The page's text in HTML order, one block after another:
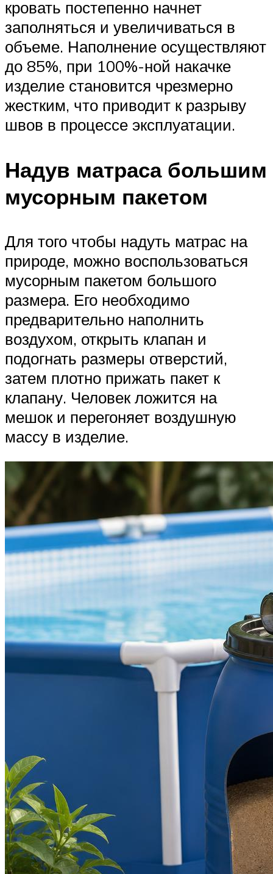
кровать постепенно начнет
заполняться и увеличиваться в
объеме. Наполнение осуществляют
до 85%, при 100%-ной накачке
изделие становится чрезмерно
жестким, что приводит к разрыву
швов в процессе эксплуатации.
Надув матраса большим
мусорным пакетом
Для того чтобы надуть матрас на
природе, можно воспользоваться
мусорным пакетом большого
размера. Его необходимо
предварительно наполнить
воздухом, открыть клапан и
подогнать размеры отверстий,
затем плотно прижать пакет к
клапану. Человек ложится на
мешок и перегоняет воздушную
массу в изделие.